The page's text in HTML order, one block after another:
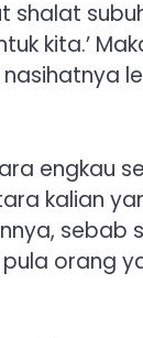
kita.’
kalian
sebab
orang